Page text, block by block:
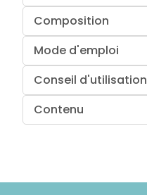
Composition
Mode d'emploi
Conseil d'utilisation
Contenu